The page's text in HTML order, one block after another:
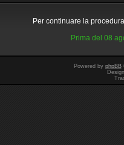
Per continuare la
Prima del 08
Powered by phpBB